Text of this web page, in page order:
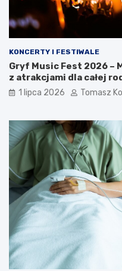
KONCERTY I FESTIWALE
Gryf Music Fest 2026 –
z atrakcjami dla całej
1 lipca 2026 Tomasz